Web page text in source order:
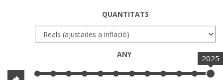
QUANTITATS
ANY 2025